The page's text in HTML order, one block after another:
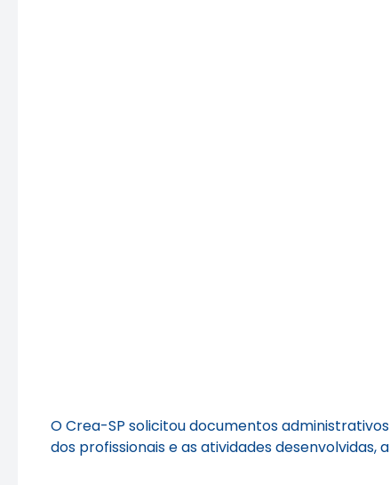
O Crea-SP solicitou documentos
dos profissionais e as atividades desenvolvidas,